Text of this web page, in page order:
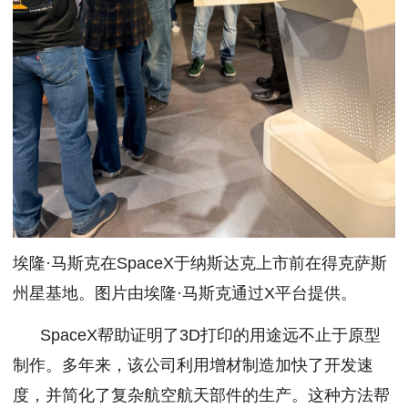
埃隆·马斯克在SpaceX于纳斯达克上市前在得克萨斯
州星基地。图片由埃隆·马斯克通过X平台提供。
SpaceX帮助证明了3D打印的用途远不止于原型
制作。多年来，该公司利用增材制造加快了开发速
度，并简化了复杂航空航天部件的生产。这种方法帮